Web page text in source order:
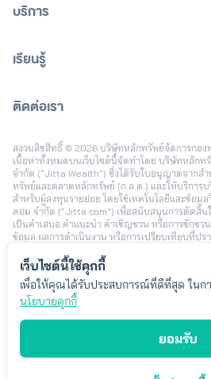
บริการ
เรียนรู้
ติดต่อเรา
สงวนลิขสิทธิ์ © 2026 บริษัทหลักทรัพย์จัดการกอง
เนื้อหาทั้งหมดบนเว็บไซต์นี้จัดทำโดย บริษัทหลักท
จำกัด (“Jitta Wealth”) ซึ่งได้รับใบอนุญาตจากส
ทรัพย์และตลาดหลักทรัพย์ (ก.ล.ต.) และให้บริการ
สำหรับผู้ลงทุนรายย่อย โดยใช้เทคโนโลยีและข้อมู
คอม จำกัด (“Jitta.com”) เพื่อสนับสนุนการตัดสิน
เป็นคำเสนอ คำแนะนำ คำเชิญชวน หรือการชักชว
ข้อมูล ผลการดำเนินงาน หรือการเปรียบเทียบที่ปร
สามารถใช้เป็นหลักประกันผลตอบแทนในอนาคต
สูญเสียเงินลงทุนบางส่วนหรือทั้งหมดได้ รวมถึงคว
กรณีลงทุนในต่างประเทศ ผลตอบแทนของผู้ลงทุน
ปัจจัย เช่น ระยะเวลาและช่วงเวลาในการลงทุน นโ
พฤติกรรมการเพิ่มหรือลดเงินลงทุน และสภาวะตล
หรือประสบการณ์การลงทุนที่นำเสนอ เป็นเพียงบ
เผยแพร่ เพื่อประกอบการพิจารณาเท่านั้น ไม่ได้ส
Jitta Wealth ไม่มีเจตนาแนะนำความเหมาะสมข
ได้ และค่าธรรมเนียมที่เกี่ยวข้องก่อนตัดสินใจลงทุ
เว็บไซต์นี้ใช้คุกกี้
เพื่อให้คุณได้รับประสบการณ์ที่ดีที่สุด ในกา
นโยบายคุกกี้
ยอมรับ